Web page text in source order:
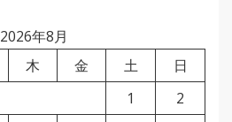
2026年8月
木 金 土
日
1
2